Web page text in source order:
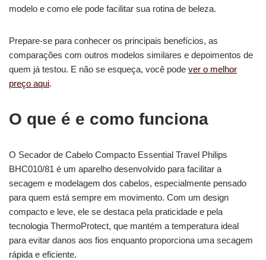
modelo e como ele pode facilitar sua rotina de beleza.
Prepare-se para conhecer os principais benefícios, as
comparações com outros modelos similares e depoimentos de
quem já testou. E não se esqueça, você pode ver o melhor
preço aqui.
O que é e como funciona
O Secador de Cabelo Compacto Essential Travel Philips
BHC010/81 é um aparelho desenvolvido para facilitar a
secagem e modelagem dos cabelos, especialmente pensado
para quem está sempre em movimento. Com um design
compacto e leve, ele se destaca pela praticidade e pela
tecnologia ThermoProtect, que mantém a temperatura ideal
para evitar danos aos fios enquanto proporciona uma secagem
rápida e eficiente.